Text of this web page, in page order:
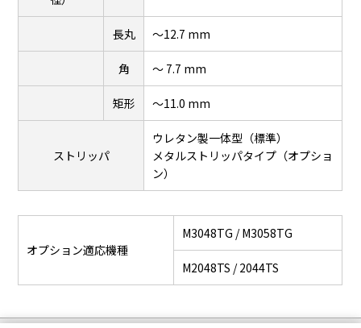
長丸 ～12.7 mm
角 ～ 7.7 mm
矩形 ～11.0 mm
ストリッパ
ウレタン製一体型（標準）
メタルストリッパタイプ（オプショ
ン）
オプション適応機種
M3048TG / M3058TG
M2048TS / 2044TS